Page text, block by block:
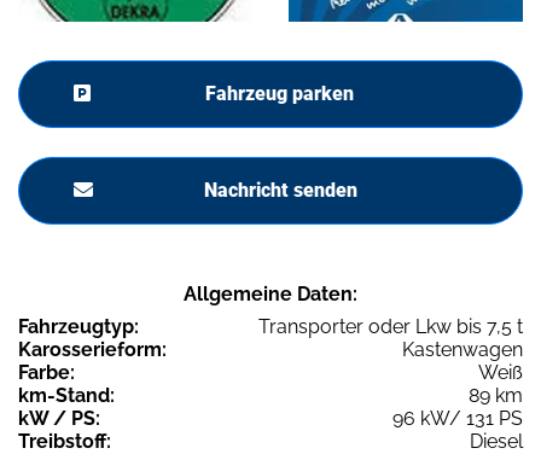
Fahrzeug parken
Nachricht senden
Allgemeine Daten:
Fahrzeugtyp:
Transporter oder Lkw bis 7,5 t
Karosserieform:
Kastenwagen
Farbe:
Weiß
km-Stand:
89 km
kW / PS:
96 kW/ 131 PS
Treibstoff:
Diesel